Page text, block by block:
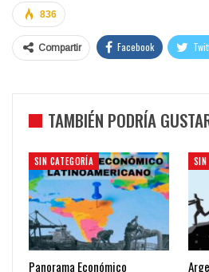
836
Compartir Facebook
TAMBIÉN PODRÍA
SIN CATEGORÍA
Panorama Económico
SIN